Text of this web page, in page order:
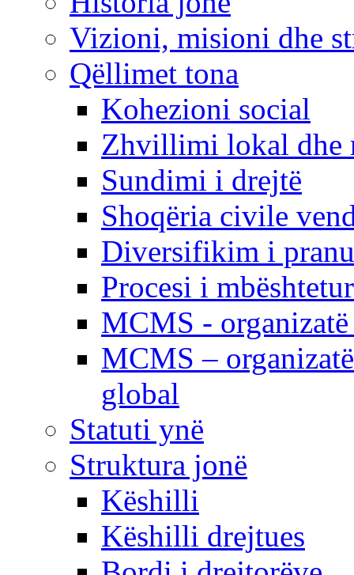
Vizioni, misioni dhe
Qëllimet tona
Kohezioni social
Zhvillimi lokal dhe
Sundimi i drejtë
Shoqëria civile
Diversifikim i
Procesi i
MCMS -
MCMS –
global
Statuti ynë
Struktura jonë
Këshilli
Këshilli drejtues